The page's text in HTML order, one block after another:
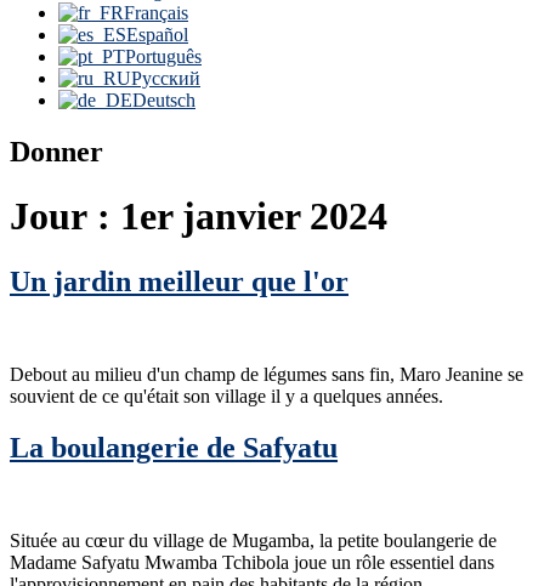
Français
Español
Português
Русский
Deutsch
Donner
Jour : 1er janvier 2024
Un jardin meilleur que l'or
Debout au milieu d'un champ de légumes sans fin, Maro Jeanine se
souvient de ce qu'était son village il y a quelques années.
La boulangerie de Safyatu
Située au cœur du village de Mugamba, la petite boulangerie de
Madame Safyatu Mwamba Tchibola joue un rôle essentiel dans